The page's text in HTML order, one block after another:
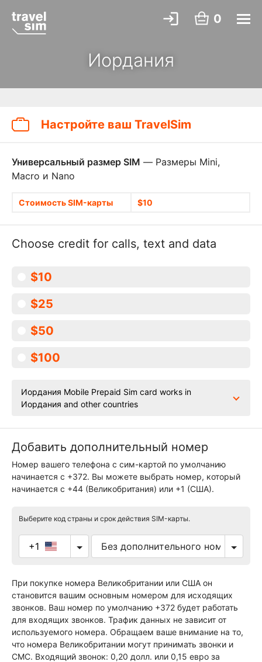
0
Иордания
Настройте ваш TravelSim
Универсальный размер SIM — Размеры Mini,
Macro и Nano
Стоимость SIM-карты $10
Choose credit for calls, text and data
$10
$25
$50
$100
Иордания Mobile Prepaid Sim card works in
Иордания and other countries
Добавить дополнительный номер
Номер вашего телефона с сим-картой по умолчанию
начинается с +372. Вы можете выбрать номер, который
начинается с +44 (Великобритания) или +1 (США).
Выберите код страны и срок действия SIM-карты.
+1
При покупке номера Великобритании или США он
становится вашим основным номером для исходящих
звонков. Ваш номер по умолчанию +372 будет работать
для входящих звонков. Трафик данных не зависит от
используемого номера. Обращаем ваше внимание на то,
что номера Великобритании могут принимать звонки и
СМС. Входящий звонок: 0,20 долл. или 0,15 евро за